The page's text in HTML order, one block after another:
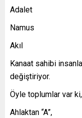
Adalet
Namus
Akıl
Kanaat sahibi
değiştiriyor.
Öyle toplumlar var ki,
Ahlaktan “A”,